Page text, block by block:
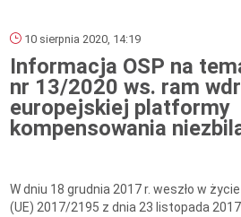
10 sierpnia 2020, 14:19
Informacja OSP na
nr 13/2020 ws. ram
europejskiej platformy
kompensowania
W dniu 18 grudnia 2017 r. weszło w
(UE) 2017/2195 z dnia 23 listopada